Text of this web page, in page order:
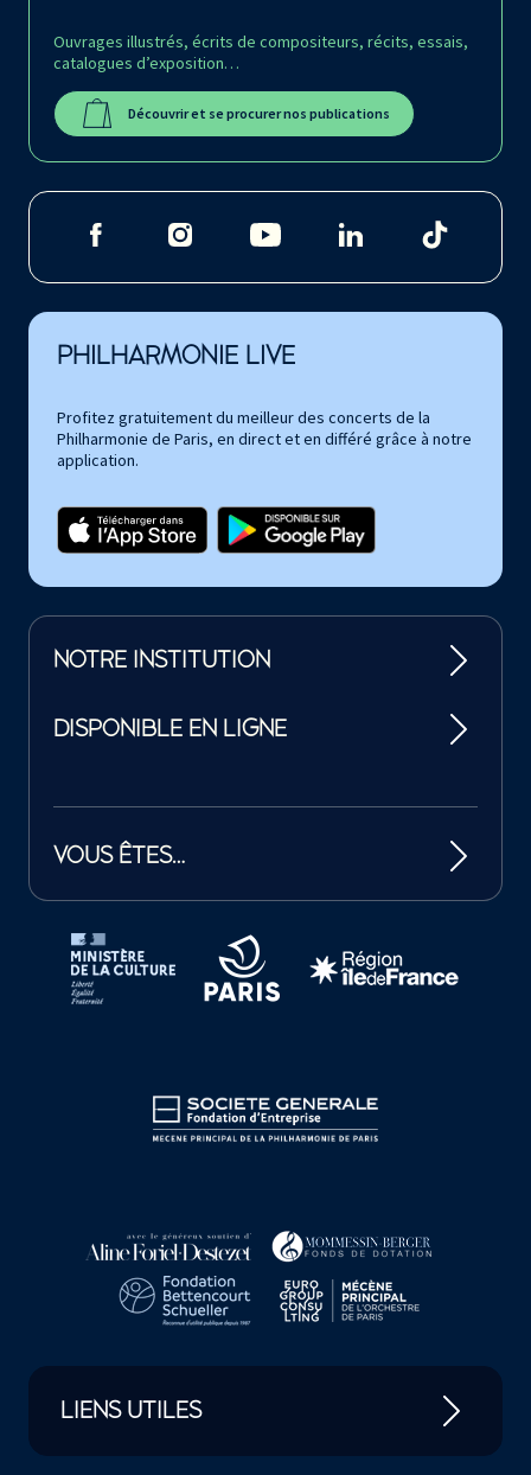
Ouvrages illustrés, écrits de compositeurs, récits, essais,
catalogues d’exposition…
Découvrir et se procurer nos publications
PHILHARMONIE LIVE
Profitez gratuitement du meilleur des concerts de la
Philharmonie de Paris, en direct et en différé grâce à notre
application.
NOTRE INSTITUTION
DISPONIBLE EN LIGNE
VOUS ÊTES…
Tutelles et mécènes de la Philharmonie de Paris
LIENS UTILES